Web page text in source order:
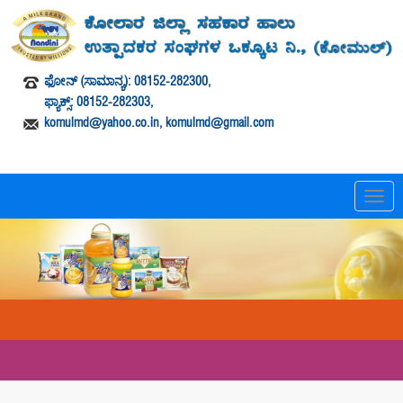
ಫೋನ್ (ಸಾಮಾನ್ಯ): 08152-282300,
ಫ್ಯಾಕ್ಸ್: 08152-282303,
komulmd@yahoo.co.in, komulmd@gmail.com
T
o
g
l
e
a